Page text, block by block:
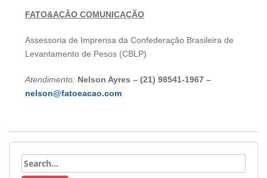
FATO&AÇÃO COMUNICAÇÃO
Assessoria de Imprensa da Confederação Brasileira de
Levantamento de Pesos (CBLP)
Atendimento: Nelson Ayres – (21) 98541-1967 –
nelson@fatoeacao.com